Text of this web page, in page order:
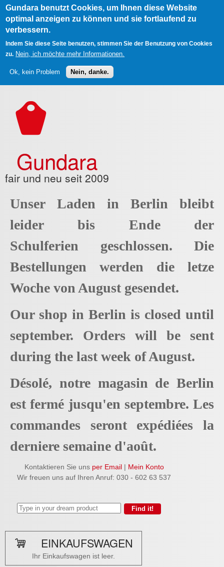
Gundara benutzt Cookies, um Ihnen diese Website
optimal anzeigen zu können und sie fortlaufend zu
verbessern.
Indem Sie diese Seite benutzen, stimmen Sie der Benutzung von Cookies
zu. Nein, ich möchte mehr Informationen.
Ok, kein Problem Nein, danke.
Gundara
fair und neu seit 2009
Unser Laden in Berlin bleibt
leider bis Ende der
Schulferien geschlossen. Die
Bestellungen werden die letze
Woche von August gesendet.
Our shop in Berlin is closed until
september. Orders will be sent
during the last week of August.
Désolé, notre magasin de Berlin
est fermé jusqu'en septembre. Les
commandes seront expédiées la
derniere semaine d'août.
Kontaktieren Sie uns per Email| Mein Konto
Wir freuen uns auf Ihren Anruf: 030 - 602 63 537
EINKAUFSWAGEN
Ihr Einkaufswagen ist leer.